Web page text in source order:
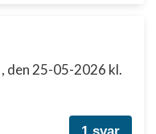
, den 25-05-2026 kl.